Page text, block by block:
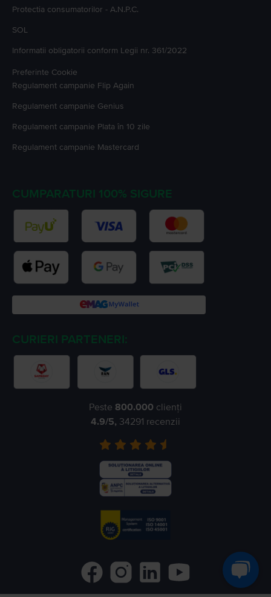
Protectia consumatorilor - A.N.P.C.
SOL
Informatii obligatorii conform Legii nr. 361/2022
Preferinte Cookie
Regulament campanie Flip Again
Regulament campanie Genius
Regulament campanie Plata în 10 zile
Regulament campanie Mastercard
CUMPARATURI 100% SIGURE
CURIERI PARTENERI:
Peste 800.000 clienți
4.9/5, 34291 recenzii